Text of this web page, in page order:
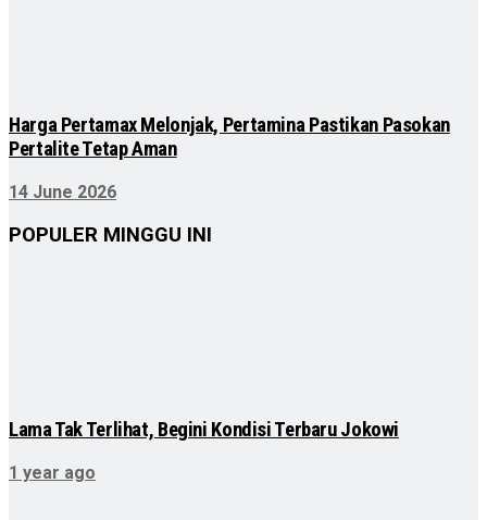
Harga Pertamax Melonjak, Pertamina Pastikan Pasokan
Pertalite Tetap Aman
14 June 2026
POPULER MINGGU INI
Lama Tak Terlihat, Begini Kondisi Terbaru Jokowi
1 year ago